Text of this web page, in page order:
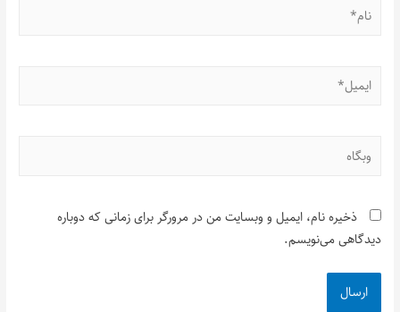
ذخیره نام، ایمیل و وبسایت من در مرورگر برای زمانی که دوباره
دیدگاهی می‌نویسم.